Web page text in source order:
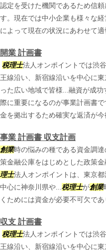
認定を受けた機関であるため信
す。現在では中小企業も様々な
によって現在の状況にあわせて
開業 計画書
税理士法人オンポイントでは渋
王線沿い、新宿線沿いを中心に
った広い地域で皆様...融資が成
際に重要になるのが事業計画書
金を拠出するため確実な返済が今
事業 計画書 収支計画
創業時の悩みの種である資金調
策金融公庫をはじめとした政策
理士法人オンポイントは、東京
中心に神奈川県や... 税理士が創業
くためには資金が必要不可欠であ
収支 計画書
税理士法人オンポイントでは渋
王線沿い、新宿線沿いを中心に